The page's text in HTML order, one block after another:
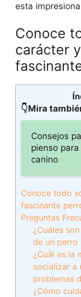
esta
Conoce
carácter
👇Mira
Consejos
pienso
canino
Conoce todo
fascinante
Preguntas
¿Cuáles
de un perro
¿Cuál es la
socializar a
problemas
¿Cómo